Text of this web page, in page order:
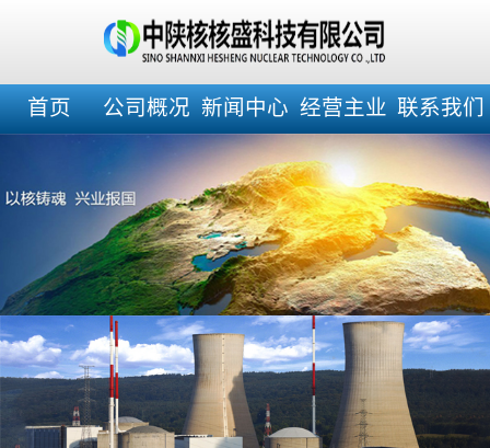
首页 公司概况 新闻中心 经营主业 联系我们